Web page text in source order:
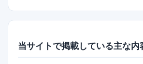
当サイトで掲載している主な内